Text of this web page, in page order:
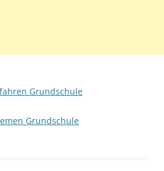
Grundschule
Grundschule